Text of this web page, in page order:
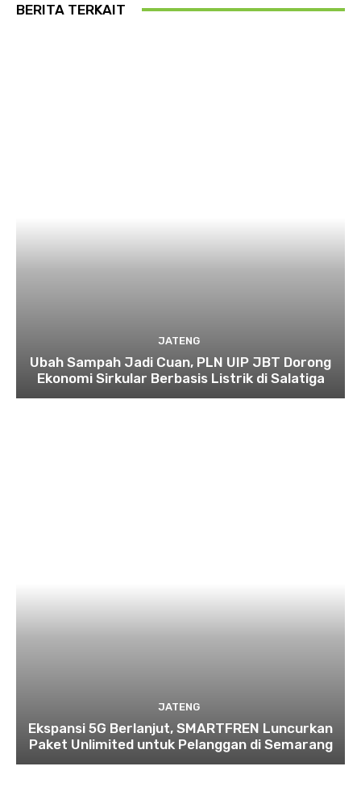
BERITA TERKAIT
JATENG
Ubah Sampah Jadi Cuan, PLN UIP JBT Dorong
Ekonomi Sirkular Berbasis Listrik di Salatiga
JATENG
Ekspansi 5G Berlanjut, SMARTFREN Luncurkan
Paket Unlimited untuk Pelanggan di Semarang